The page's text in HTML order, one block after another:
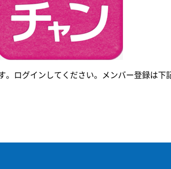
ログインしてください。メンバー登録は下